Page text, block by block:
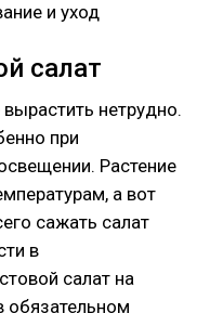
и уход
салат
нетрудно.
при
Растение
а вот
сажать салат
в
салат на
обязательном